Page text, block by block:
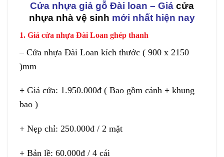
Cửa nhựa giả gỗ Đài loan – Giá cửa
nhựa nhà vệ sinh mới nhất hiện nay
1. Giá cửa nhựa Đài Loan ghép thanh
– Cửa nhựa Đài Loan kích thước ( 900 x 2150
)mm
+ Giá cửa: 1.950.000đ ( Bao gồm cánh + khung
bao )
+ Nẹp chỉ: 250.000đ / 2 mặt
+ Bản lề: 60.000đ / 4 cái